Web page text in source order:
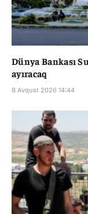
Dünya Bankası
ayıracaq
8 Avqust 2026 14:44